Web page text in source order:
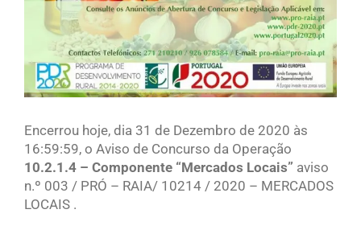
Encerrou hoje, dia 31 de Dezembro de 2020 às
16:59:59, o Aviso de Concurso da Operação
10.2.1.4 – Componente “Mercados Locais” aviso
n.º 003 / PRÓ – RAIA/ 10214 / 2020 – MERCADOS
LOCAIS .